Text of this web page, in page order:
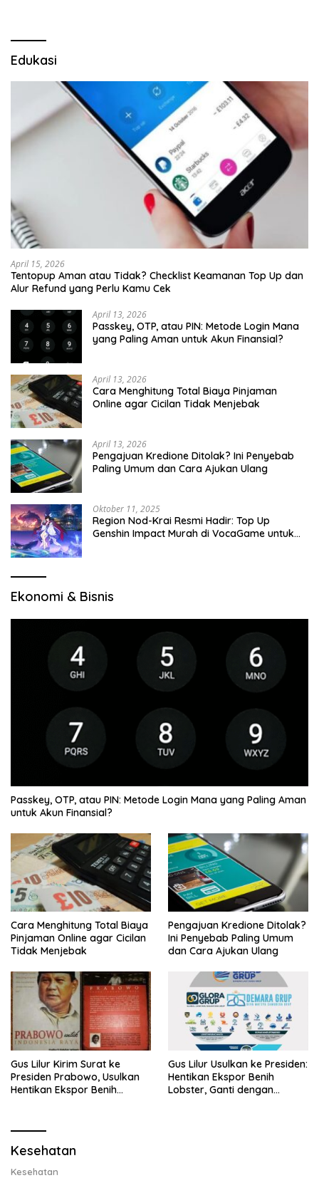
Edukasi
April 15, 2026
Tentopup Aman atau Tidak? Checklist Keamanan Top Up dan
Alur Refund yang Perlu Kamu Cek
April 13, 2026
Passkey, OTP, atau PIN: Metode Login Mana
yang Paling Aman untuk Akun Finansial?
April 13, 2026
Cara Menghitung Total Biaya Pinjaman
Online agar Cicilan Tidak Menjebak
April 13, 2026
Pengajuan Kredione Ditolak? Ini Penyebab
Paling Umum dan Cara Ajukan Ulang
Oktober 11, 2025
Region Nod-Krai Resmi Hadir: Top Up
Genshin Impact Murah di VocaGame untuk
Ekonomi & Bisnis
Passkey, OTP, atau PIN: Metode Login Mana yang Paling Aman
untuk Akun Finansial?
Cara Menghitung Total Biaya
Pinjaman Online agar Cicilan
Tidak Menjebak
Pengajuan Kredione Ditolak?
Ini Penyebab Paling Umum
dan Cara Ajukan Ulang
Gus Lilur Kirim Surat ke
Presiden Prabowo, Usulkan
Hentikan Ekspor Benih
Gus Lilur Usulkan ke Presiden:
Hentikan Ekspor Benih
Lobster, Ganti dengan
Kesehatan
Kesehatan